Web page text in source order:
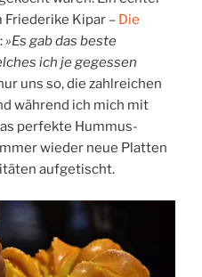
Friederike Kipar – Die
»Es gab das beste
ich je gegessen
uns so, die zahlreichen
während ich mich mit
perfekte Hummus-
wieder neue Platten
aufgetischt.